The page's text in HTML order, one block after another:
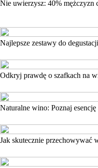
Nie uwierzysz: 40% mężczyzn
Najlepsze zestawy do
Odkryj prawdę o szafkach na
Naturalne wino: Poznaj
Jak skutecznie przechowywać